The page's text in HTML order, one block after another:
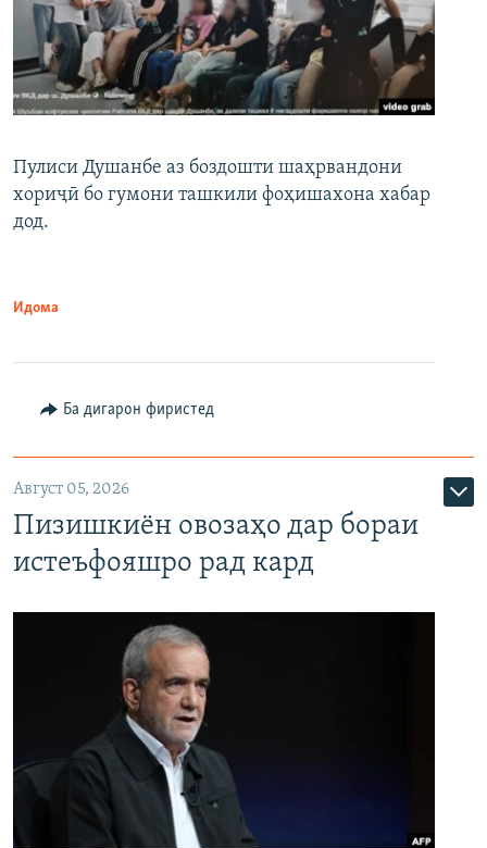
Пулиси Душанбе аз боздошти шаҳрвандони
хориҷӣ бо гумони ташкили фоҳишахона хабар
дод.
Идома
Ба дигарон фиристед
Август 05, 2026
Пизишкиён овозаҳо дар бораи
истеъфояшро рад кард